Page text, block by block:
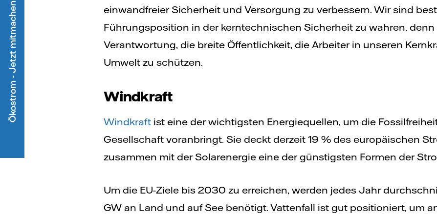
einwandfreier Sicherheit und Versorgung zu verbessern. Wir sind
Führungsposition in der kerntechnischen Sicherheit zu wahren,
Verantwortung, die breite Öffentlichkeit, die Arbeiter in unseren
Umwelt zu schützen.
Windkraft
Windkraft ist eine der wichtigsten Energiequellen, um die
Gesellschaft voranbringt. Sie deckt derzeit 19 % des europäischen
zusammen mit der Solarenergie eine der günstigsten Formen der
Um die EU-Ziele bis 2030 zu erreichen, werden jedes Jahr
GW an Land und auf See benötigt. Vattenfall ist gut positioniert, um
Ökostrom - Jetzt mitmachen